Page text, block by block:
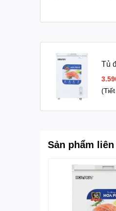
Giỏ đựng đồ :
Bánh xe: giúp
Tủ
Sản phẩm